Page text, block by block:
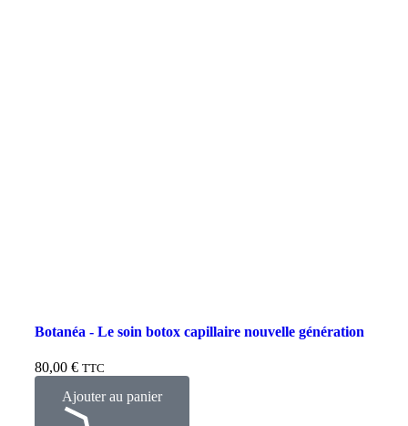
Botanéa - Le soin botox capillaire nouvelle génération
80,00 € TTC
Ajouter au panier